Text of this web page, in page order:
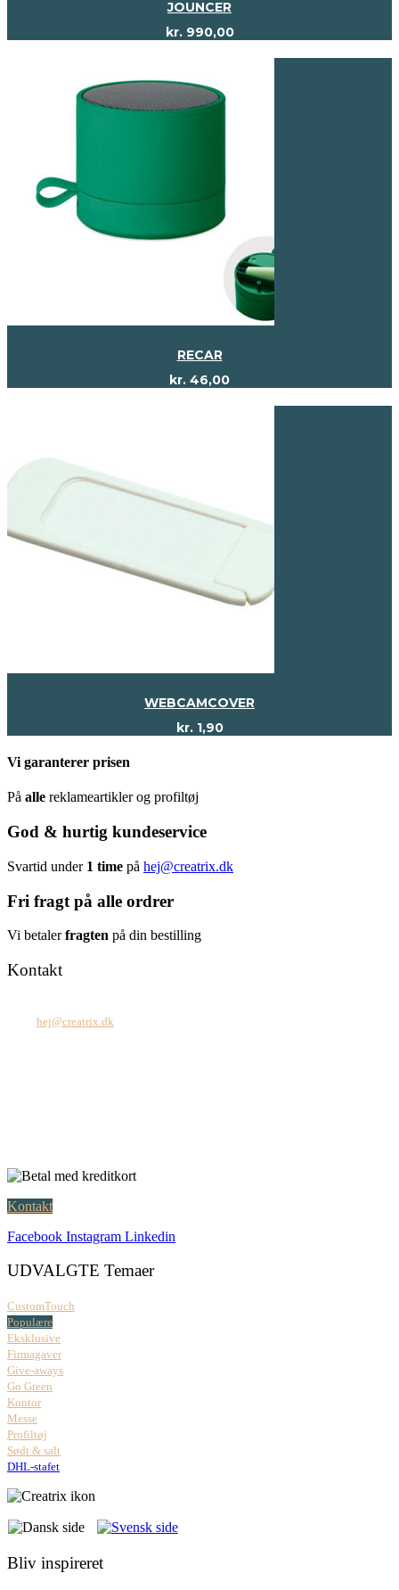
JOUNCER
kr.990,00
RECAR
kr. 46,00
WEBCAMCOVER
kr.1,90
Vi garanterer prisen
På alle reklameartikler og profiltøj
God & hurtig kundeservice
Svartid under 1 time på hej@creatrix.dk
Fri fragt på alle ordrer
Vi betalerfragten på din bestilling
Kontakt
hej@creatrix.dk
Kontakt
Facebook Instagram Linkedin
UDVALGTE Temaer
CustomTouch
Populære
Eksklusive
Firmagaver
Give-aways
Go Green
Kontor
Messe
Profiltøj
Sødt & salt
DHL-stafet
Bliv inspireret